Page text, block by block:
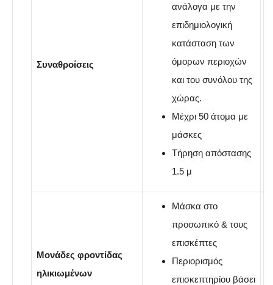
Συναθροίσεις
ανάλογα με την
επιδημιολογική
κατάσταση των
όμορων περιοχών
και του συνόλου της
χώρας.
Μέχρι 50 άτομα με
μάσκες
Τήρηση απόστασης
1.5 μ
Μονάδες φροντίδας
ηλικιωμένων
Μάσκα στο
προσωπικό & τους
επισκέπτες
Περιορισμός
επισκεπτηρίου βάσει